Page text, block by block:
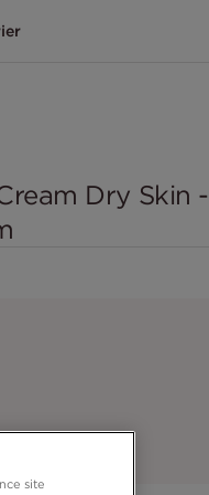
Dry Skin -
site